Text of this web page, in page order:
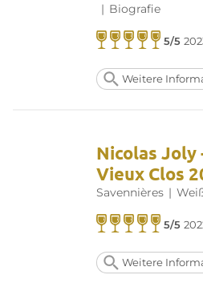
| Biografie
5/5
Weitere
Nicolas Joly
Vieux Clos
Savennières |
5/5
Weitere